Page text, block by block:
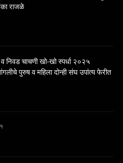
राजळे
निवड चाचणी खो-खो स्पर्धा २०२५
पुरुष व महिला दोन्ही संघ उपांत्य फेरीत